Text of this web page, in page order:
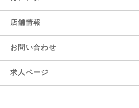
店舗情報
お問い合わせ
求人ページ